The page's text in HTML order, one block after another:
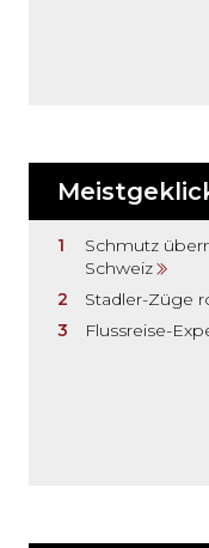
Schmutz
Schweiz
Stadler-Züge
Flussreise-